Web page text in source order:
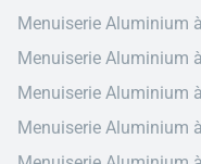
Menuiserie Aluminium
Menuiserie Aluminium
Menuiserie Aluminium
Menuiserie Aluminium